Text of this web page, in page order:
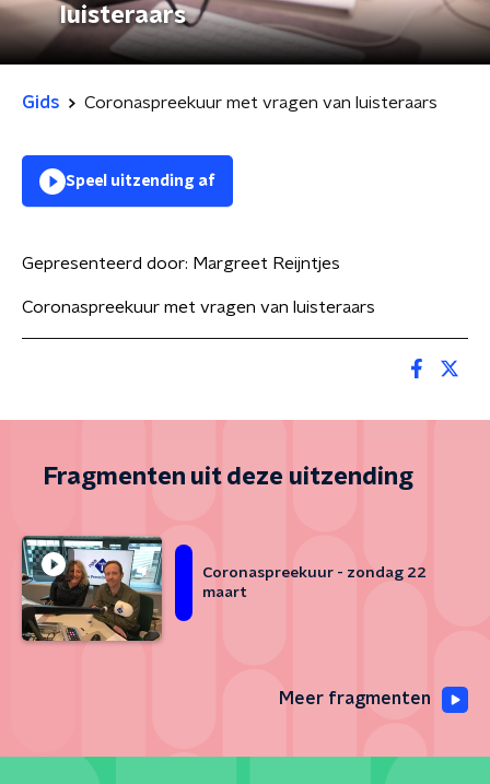
luisteraars
Gids Coronaspreekuur met vragen van luisteraars
Speel uitzending af
Gepresenteerd door: Margreet Reijntjes
Coronaspreekuur met vragen van luisteraars
Fragmenten uit deze uitzending
Coronaspreekuur - zondag 22
maart
Meer fragmenten